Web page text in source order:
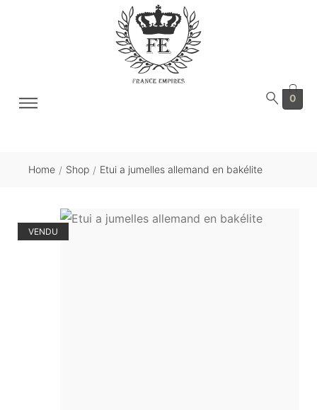
0
Home / Shop / Etui a jumelles allemand en bakélite
VENDU